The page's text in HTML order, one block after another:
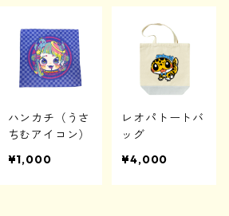
ハンカチ（うさ
ちむアイコン）
¥1,000
レオパトートバ
ッグ
¥4,000